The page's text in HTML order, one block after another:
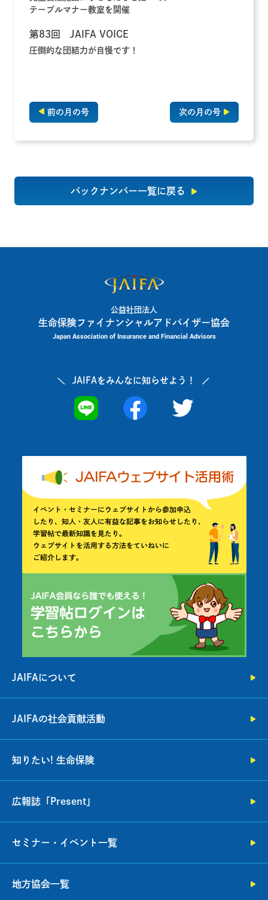
テーブルマナー教室を開催
第83回 JAIFA VOICE
圧倒的な団結力が自慢です！
前の月の号 次の月の号
バックナンバー一覧に戻る
公益社団法人
生命保険ファイナンシャルアドバイザー協会
Japan Association of Insurance and Financial Advisors
JAIFAをみんなに知らせよう！
JAIFAについて
JAIFAの社会貢献活動
知りたい! 生命保険
広報誌「Present」
セミナー・イベント一覧
地方協会一覧